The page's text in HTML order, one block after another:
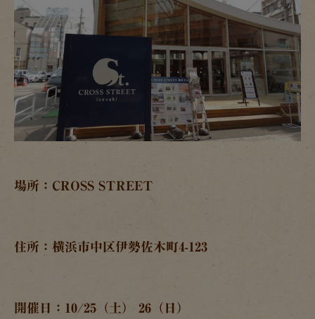
場所：CROSS STREET
住所：横浜市中区伊勢佐木町4-123
開催日：10/25（土） 26（日）